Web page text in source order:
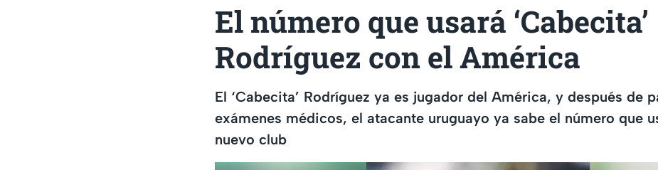
El número que usará ‘Cabecita’
Rodríguez con el América
El ‘Cabecita’ Rodríguez ya es jugador del América, y después de
exámenes médicos, el atacante uruguayo ya sabe el número que
nuevo club